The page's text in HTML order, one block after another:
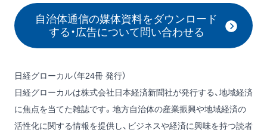
自治体通信の媒体資料をダウンロード
する・広告について問い合わせる
日経グローカル（年24冊 発行）
日経グローカルは株式会社⽇本経済新聞社が発行する、地域経済
に焦点を当てた雑誌です。地方自治体の産業振興や地域経済の
活性化に関する情報を提供し、ビジネスや経済に興味を持つ読者